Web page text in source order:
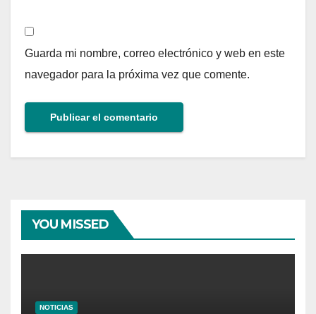
Guarda mi nombre, correo electrónico y web en este
navegador para la próxima vez que comente.
YOU MISSED
NOTICIAS